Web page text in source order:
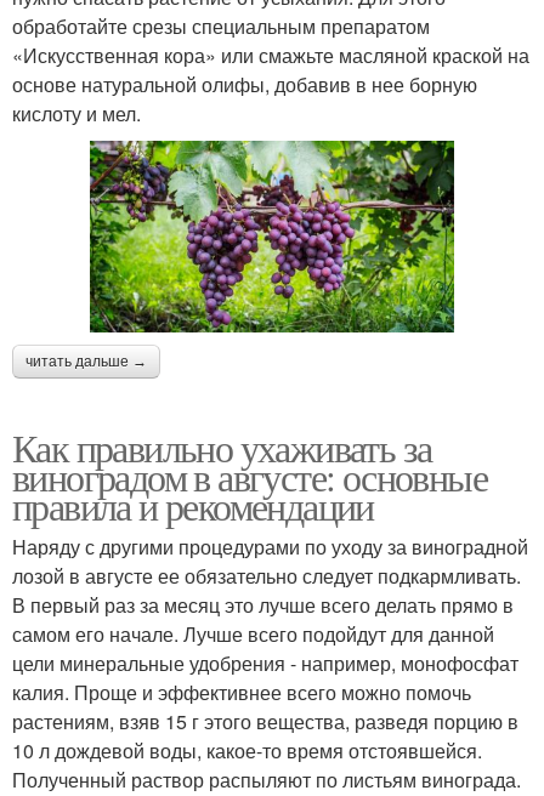
обработайте срезы специальным препаратом
«Искусственная кора» или смажьте масляной краской на
основе натуральной олифы, добавив в нее борную
кислоту и мел.
читать дальше →
Как правильно ухаживать за
виноградом в августе: основные
правила и рекомендации
Наряду с другими процедурами по уходу за виноградной
лозой в августе ее обязательно следует подкармливать.
В первый раз за месяц это лучше всего делать прямо в
самом его начале. Лучше всего подойдут для данной
цели минеральные удобрения - например, монофосфат
калия. Проще и эффективнее всего можно помочь
растениям, взяв 15 г этого вещества, разведя порцию в
10 л дождевой воды, какое-то время отстоявшейся.
Полученный раствор распыляют по листьям винограда.